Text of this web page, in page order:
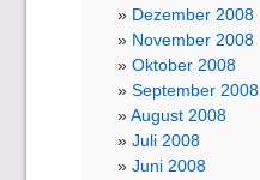
Dezember 2008
November 2008
Oktober 2008
September 2008
August 2008
Juli 2008
Juni 2008